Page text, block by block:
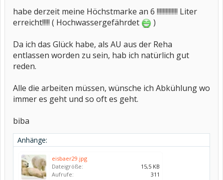
habe derzeit meine Höchstmarke an 6 !!!!!!!!!!!!!! Liter
erreicht!!!!! ( Hochwassergefährdet
)
Da ich das Glück habe, als AU aus der Reha
entlassen worden zu sein, hab ich natürlich gut
reden.
Alle die arbeiten müssen, wünsche ich Abkühlung wo
immer es geht und so oft es geht.
biba
Anhänge:
eisbaer29.jpg
Dateigröße:
15,5 KB
Aufrufe:
311